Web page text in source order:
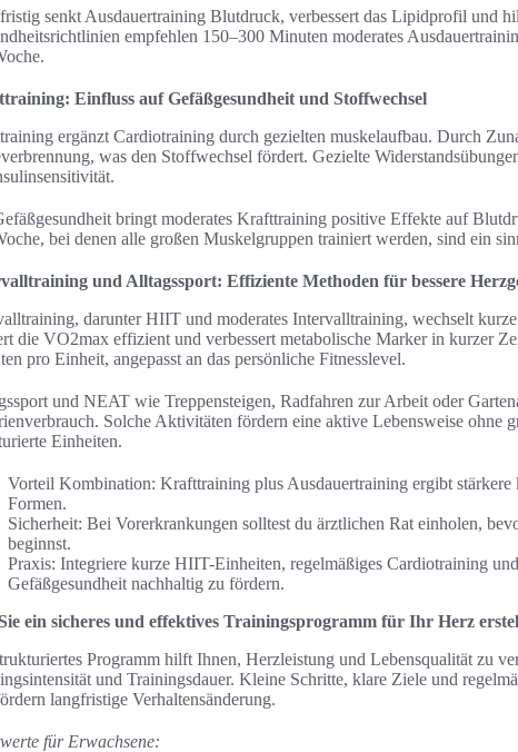
senkt Ausdauertraining Blutdruck, verbessert das Lipidprofil und
empfehlen 150–300 Minuten moderates
Einfluss auf Gefäßgesundheit und Stoffwechsel
ergänzt Cardiotraining durch gezielten muskelaufbau. Durch
was den Stoffwechsel fördert. Gezielte
bringt moderates Krafttraining positive Effekte auf
bei denen alle großen Muskelgruppen trainiert werden, sind ein
und Alltagssport: Effiziente Methoden für bessere
darunter HIIT und moderates Intervalltraining, wechselt
die VO2max effizient und verbessert metabolische Marker in kurzer
pro Einheit, angepasst an das persönliche Fitnesslevel.
und NEAT wie Treppensteigen, Radfahren zur Arbeit oder
Solche Aktivitäten fördern eine aktive Lebensweise ohne
Einheiten.
Vorteil Kombination: Krafttraining plus Ausdauertraining ergibt stärkere
Formen.
Sicherheit: Bei Vorerkrankungen solltest du ärztlichen Rat einholen,
beginnst.
Praxis: Integriere kurze HIIT-Einheiten, regelmäßiges Cardiotraining
Gefäßgesundheit nachhaltig zu fördern.
ein sicheres und effektives Trainingsprogramm für Ihr Herz
Programm hilft Ihnen, Herzleistung und Lebensqualität zu
und Trainingsdauer. Kleine Schritte, klare Ziele und
langfristige Verhaltensänderung.
für Erwachsene: